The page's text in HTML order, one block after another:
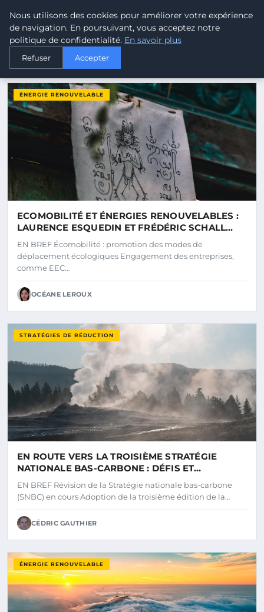
Malta Climate - Le climat
MALTA CLIMATE
DERNIERS ARTICLES
ÉNERGIE RENOUVELABLE
ECOMOBILITÉ ET ÉNERGIES RENOUVELABLES :
LAURENCE ESQUEDIN ET FRÉDÉRIC SCHALL
D’EEC ENGIE DÉVOILENT LEUR EXPERTISE LORS
DE LA MATINALE SUR LE BILAN CARBONE
EN BREF Écomobilité : promotion des modes de
déplacement écologiques Engagement des entreprises,
comme EEC…
OCÉANE LEROUX
STRATÉGIES DE RÉDUCTION
EN ROUTE VERS LA TROISIÈME STRATÉGIE
NATIONALE BAS-CARBONE : DÉFIS ET
AMBITIONS POUR LA TRANSITION ÉCOLOGIQUE
EN BREF Révision de la Stratégie nationale bas-carbone
(SNBC) en cours Adoption de la troisième édition de la…
CÉDRIC GAUTHIER
ÉNERGIE RENOUVELABLE
Nous utilisons des cookies pour améliorer votre expérience
de navigation. En poursuivant, vous acceptez notre
politique de confidentialité. En savoir plus
Refuser Accepter